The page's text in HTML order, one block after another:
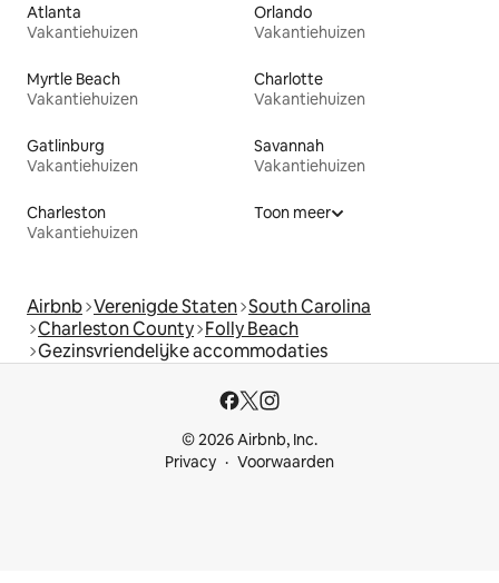
Atlanta
Vakantiehuizen
Orlando
Vakantiehuizen
Myrtle Beach
Vakantiehuizen
Charlotte
Vakantiehuizen
Gatlinburg
Vakantiehuizen
Savannah
Vakantiehuizen
Charleston
Vakantiehuizen
Toon meer
Airbnb Verenigde Staten South Carolina
Charleston County Folly Beach
Gezinsvriendelijke accommodaties
© 2026 Airbnb, Inc.
Privacy
Voorwaarden